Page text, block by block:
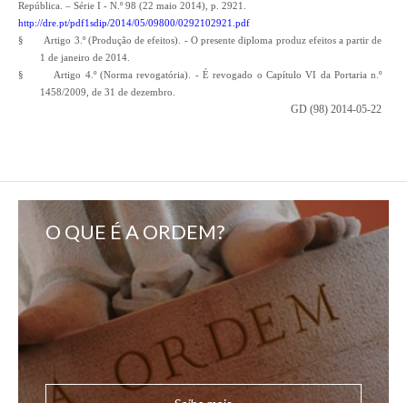
República. – Série I - N.º 98 (22 maio 2014), p. 2921.
http://dre.pt/pdf1sdip/2014/05/09800/0292102921.pdf
§
Artigo 3.º (Produção de efeitos). - O presente diploma produz efeitos a partir de
1 de janeiro de 2014.
§
Artigo 4.º (Norma revogatória). - É revogado o Capítulo VI da Portaria n.º
1458/2009, de 31 de dezembro.
GD (98) 2014-05-22
O QUE É A ORDEM?